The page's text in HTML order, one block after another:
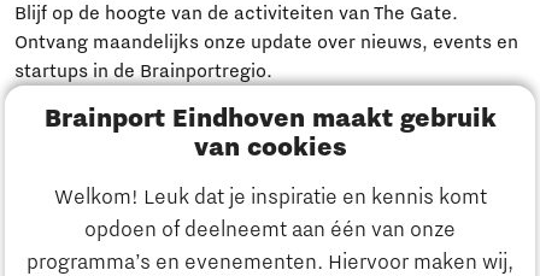
Brainport Eindhoven maakt gebruik
van cookies
Welkom! Leuk dat je inspiratie en kennis komt
opdoen of deelneemt aan één van onze
programma’s en evenementen. Hiervoor maken wij,
Blijf op de hoogte van de activiteiten van The Gate.
Ontvang maandelijks onze update over nieuws, events en
startups in de Brainportregio.
Meld je aan
Heb je een vraag?